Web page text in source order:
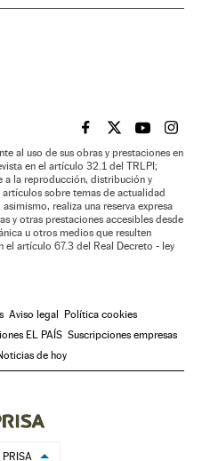
EL PAÍS BRASIL EN
EL PAÍSEL PAÍS
EL
al uso de sus obras y prestaciones en
en el artículo 32.1 del TRLPI;
a la reproducción, distribución y
sobre temas de actualidad
realiza una reserva expresa
y otras prestaciones accesibles desde
u otros medios que resulten
artículo 67.3 del Real Decreto - ley
Aviso legal
Política cookies
EL PAÍS Suscripciones empresas
de hoy